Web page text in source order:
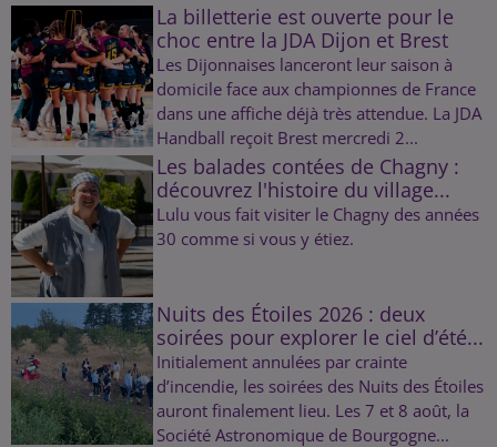
La billetterie est ouverte pour le
choc entre la JDA Dijon et Brest
Les Dijonnaises lanceront leur saison à
domicile face aux championnes de France
dans une affiche déjà très attendue. La JDA
Handball reçoit Brest mercredi 2...
Les balades contées de Chagny :
découvrez l'histoire du village...
Lulu vous fait visiter le Chagny des années
30 comme si vous y étiez.
Nuits des Étoiles 2026 : deux
soirées pour explorer le ciel d’été...
Initialement annulées par crainte
d’incendie, les soirées des Nuits des Étoiles
auront finalement lieu. Les 7 et 8 août, la
Société Astronomique de Bourgogne...